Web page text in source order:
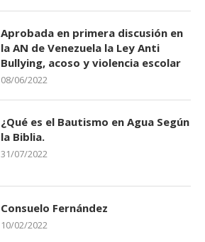
Aprobada en primera discusión en
la AN de Venezuela la Ley Anti
Bullying, acoso y violencia escolar
08/06/2022
¿Qué es el Bautismo en Agua Según
la Biblia.
31/07/2022
Consuelo Fernández
10/02/2022